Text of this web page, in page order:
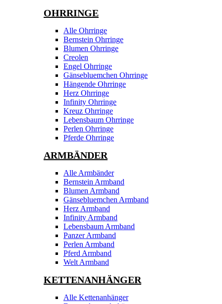
OHRRINGE
Alle Ohrringe
Bernstein Ohrringe
Blumen Ohrringe
Creolen
Engel Ohrringe
Gänsebluemchen Ohrringe
Hängende Ohrringe
Herz Ohrringe
Infinity Ohrringe
Kreuz Ohrringe
Lebensbaum Ohrringe
Perlen Ohrringe
Pferde Ohrringe
ARMBÄNDER
Alle Armbänder
Bernstein Armband
Blumen Armband
Gänsebluemchen Armband
Herz Armband
Infinity Armband
Lebensbaum Armband
Panzer Armband
Perlen Armband
Pferd Armband
Welt Armband
KETTENANHÄNGER
Alle Kettenanhänger